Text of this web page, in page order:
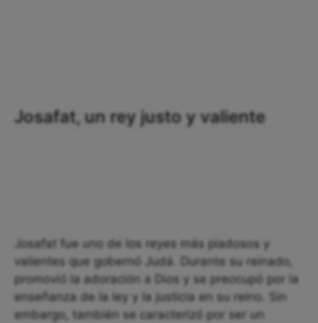
Josafat, un rey justo y valiente
Josafat fue uno de los reyes más piadosos y
valientes que gobernó Judá. Durante su reinado,
promovió la adoración a Dios y se preocupó por la
enseñanza de la ley y la justicia en su reino. Sin
embargo, también se caracterizó por ser un